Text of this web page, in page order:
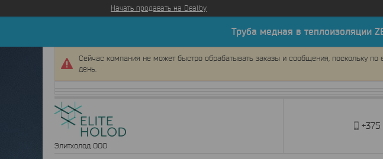
Начать продавать на Deal.by
Труба медная в теплоизоляции
Сейчас компания не может быстро обрабатывать заказы и сообщения, поскольку
день.
Элитхолод ООО